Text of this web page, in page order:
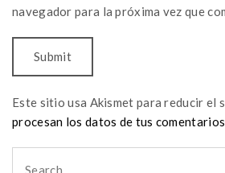
navegador para la próxima vez que
Este sitio usa Akismet para reducir el
procesan los datos de tus comentarios.